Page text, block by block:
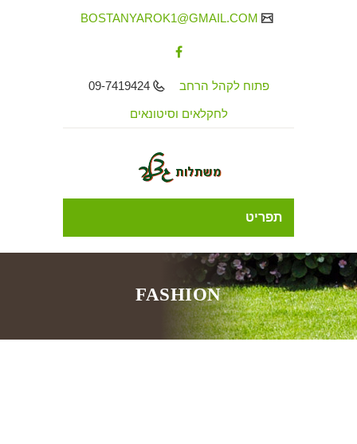
פתוח לקהל הרחב 09-7419424
לחקלאים וסיטונאים
תפריט
FASHION